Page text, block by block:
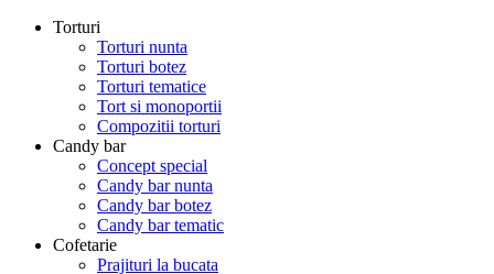
Torturi
Torturi nunta
Torturi botez
Torturi tematice
Tort si monoportii
Compozitii torturi
Candy bar
Concept special
Candy bar nunta
Candy bar botez
Candy bar tematic
Cofetarie
Prajituri la bucata